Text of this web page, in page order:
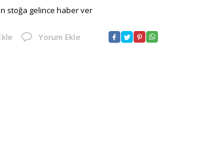
stoğa gelince haber ver
Yorum Ekle